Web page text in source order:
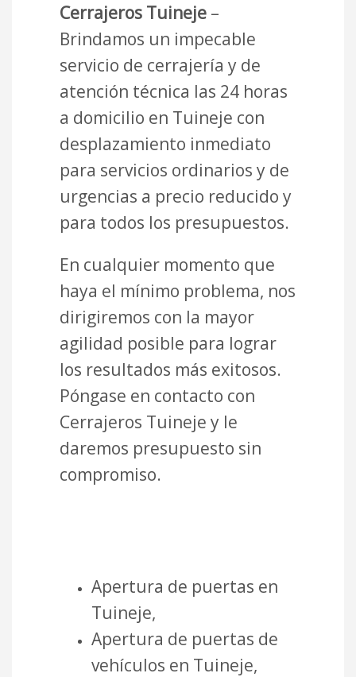
Cerrajeros Tuineje –
Brindamos un impecable
servicio de cerrajería y de
atención técnica las 24 horas
a domicilio en Tuineje con
desplazamiento inmediato
para servicios ordinarios y de
urgencias a precio reducido y
para todos los presupuestos.
En cualquier momento que
haya el mínimo problema, nos
dirigiremos con la mayor
agilidad posible para lograr
los resultados más exitosos.
Póngase en contacto con
Cerrajeros Tuineje y le
daremos presupuesto sin
compromiso.
Apertura de puertas en
Tuineje,
Apertura de puertas de
vehículos en Tuineje,